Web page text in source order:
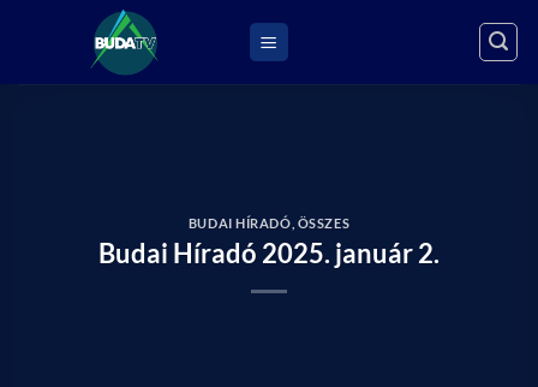
BUDAI HÍRADÓ ÖSSZES
Budai Híradó 2025. január 2.